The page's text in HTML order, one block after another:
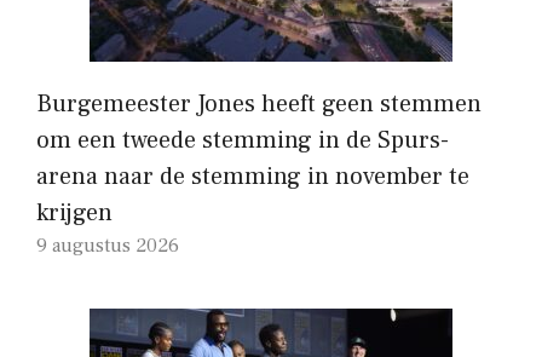
Burgemeester Jones heeft geen stemmen
om een ​​tweede stemming in de Spurs-
arena naar de stemming in november te
krijgen
9 augustus 2026